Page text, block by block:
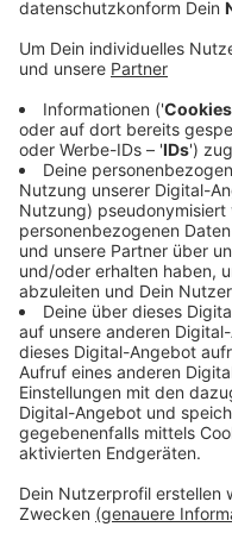
Anzeige
Problem dabei:
und sonnig sein. Bei
sich da kaum
Aktion des
nächste Woche
Die beobachteten
Eurer Umgebung
über die kostenlose
und Android. Sie
häufige vorkommende
bekommt Ihrhier.
Anzeige